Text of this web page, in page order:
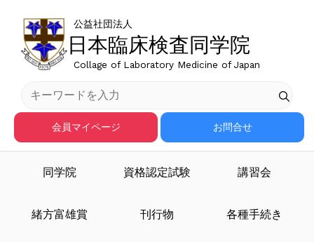
日本臨床検査同学院
公益社団法人
Collage of Laboratory Medicine of Japan
会員マイページ お問合せ
同学院 資格認定試験 講習会
緒方富雄賞 刊行物 各種手続き
臨床検査医学を担う人材